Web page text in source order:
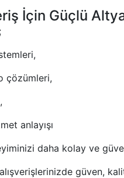
İçin Güçlü
çözümleri,
anlayışı
daha kolay ve
güven,